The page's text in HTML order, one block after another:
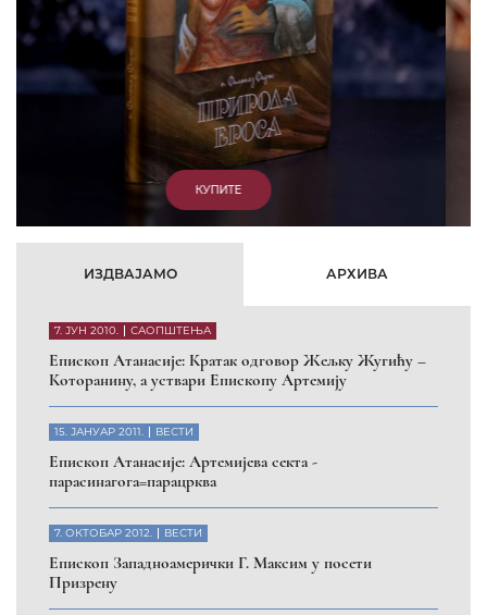
КУПИТЕ
ИЗДВАЈАМО АРХИВА
7. ЈУН 2010. САОПШТЕЊА
Eпископ Атанасије: Кратак одговор Жељку Жугићу –
Которанину, а уствари Епископу Артемију
15. ЈАНУАР 2011. ВЕСТИ
Eпископ Атанасије: Артемијева секта -
парасинагога=парацрква
7. ОКТОБАР 2012. ВЕСТИ
Eпископ Западноамерички Г. Максим у посети
Призрену